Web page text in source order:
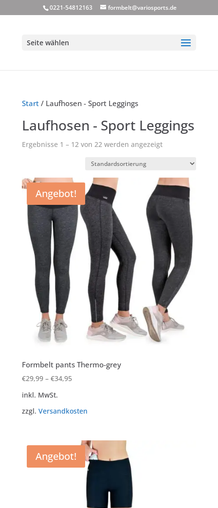
0221-54812163 formbelt@variosports.de
Seite wählen
Start/ Laufhosen - Sport Leggings
Laufhosen - Sport Leggings
Ergebnisse 1 – 12 von 22 werden angezeigt
Angebot!
Formbelt pants Thermo-grey
€29,99– €34,95
inkl. MwSt.
zzgl. Versandkosten
Angebot!